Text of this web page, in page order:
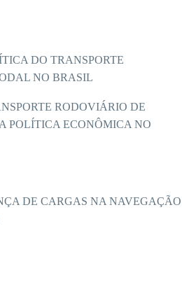
DO TRANSPORTE
NO BRASIL
RODOVIÁRIO DE
POLÍTICA ECONÔMICA NO
DE CARGAS NA NAVEGAÇÃO